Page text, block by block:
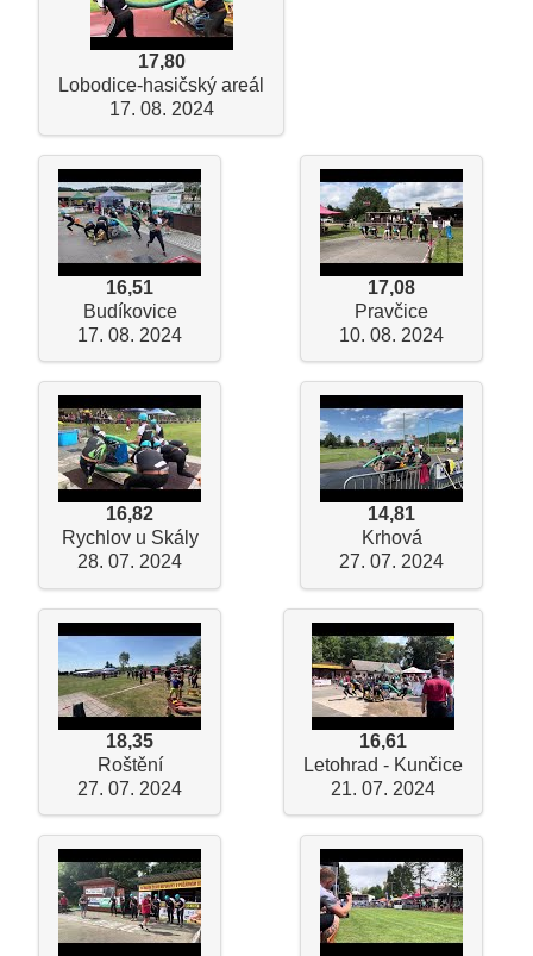
17,80
Lobodice-hasičský areál
17. 08. 2024
16,51
Budíkovice
17. 08. 2024
17,08
Pravčice
10. 08. 2024
16,82
Rychlov u Skály
28. 07. 2024
14,81
Krhová
27. 07. 2024
18,35
Roštění
27. 07. 2024
16,61
Letohrad - Kunčice
21. 07. 2024